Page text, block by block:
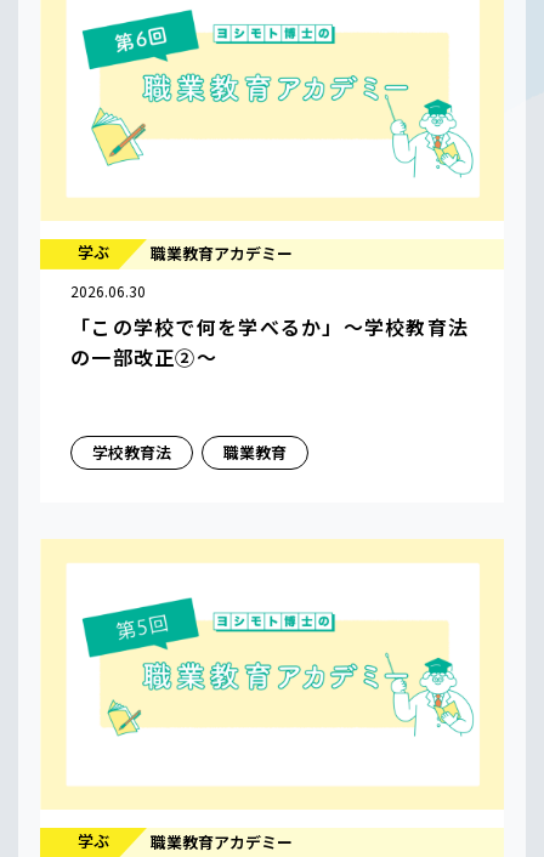
学ぶ 職業教育アカデミー
2026.06.30
「この学校で何を学べるか」〜学校教育法
の一部改正②〜
学校教育法 職業教育
学ぶ 職業教育アカデミー